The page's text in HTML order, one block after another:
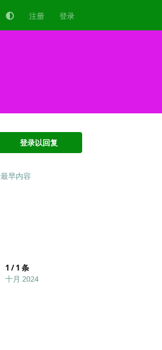
注册 登录
登录以回复
最早内容
1 /1 条
十月 2024